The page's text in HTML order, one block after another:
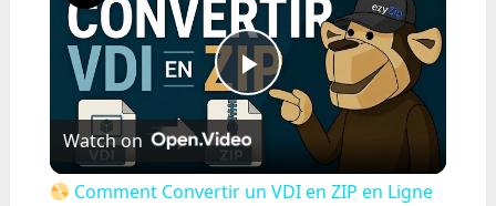
Play
Video
Watch on
Comment Convertir un VDI en ZIP en Ligne